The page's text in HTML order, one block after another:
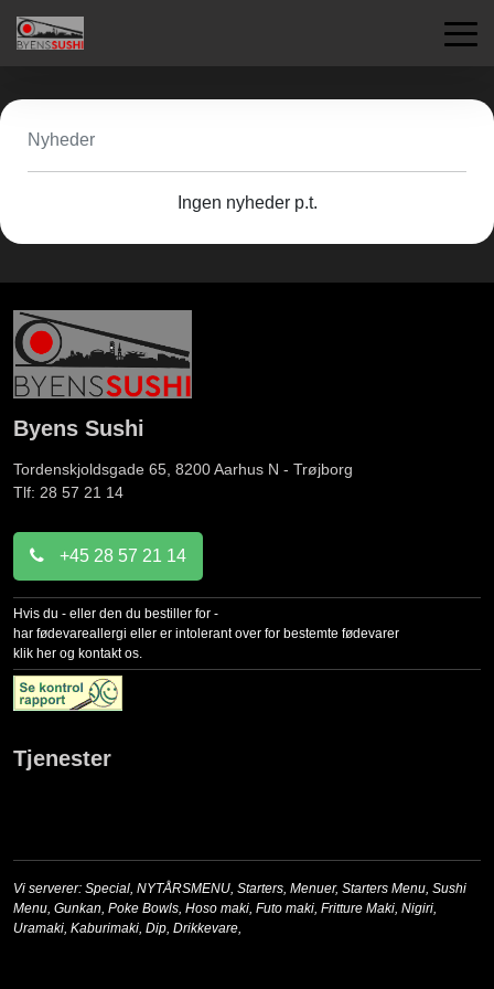
Nyheder
Ingen nyheder p.t.
Byens Sushi
Tordenskjoldsgade 65, 8200Aarhus N - Trøjborg
Tlf: 28 57 21 14
+45 28 57 21 14
Hvis du - eller den du bestiller for -
har fødevareallergi eller er intolerant over for bestemte fødevarer
klik her og kontakt os.
Tjenester
Vi serverer: Special, NYTÅRSMENU, Starters, Menuer, Starters Menu, Sushi
Menu, Gunkan, Poke Bowls, Hoso maki, Futo maki, Fritture Maki, Nigiri,
Uramaki, Kaburimaki, Dip, Drikkevare,